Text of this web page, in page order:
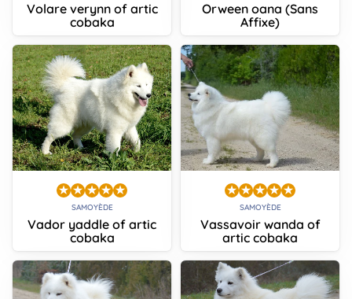
Volare verynn of artic
cobaka
Orween oana (Sans
Affixe)
SAMOYÈDE
Vador yaddle of artic
cobaka
SAMOYÈDE
Vassavoir wanda of
artic cobaka